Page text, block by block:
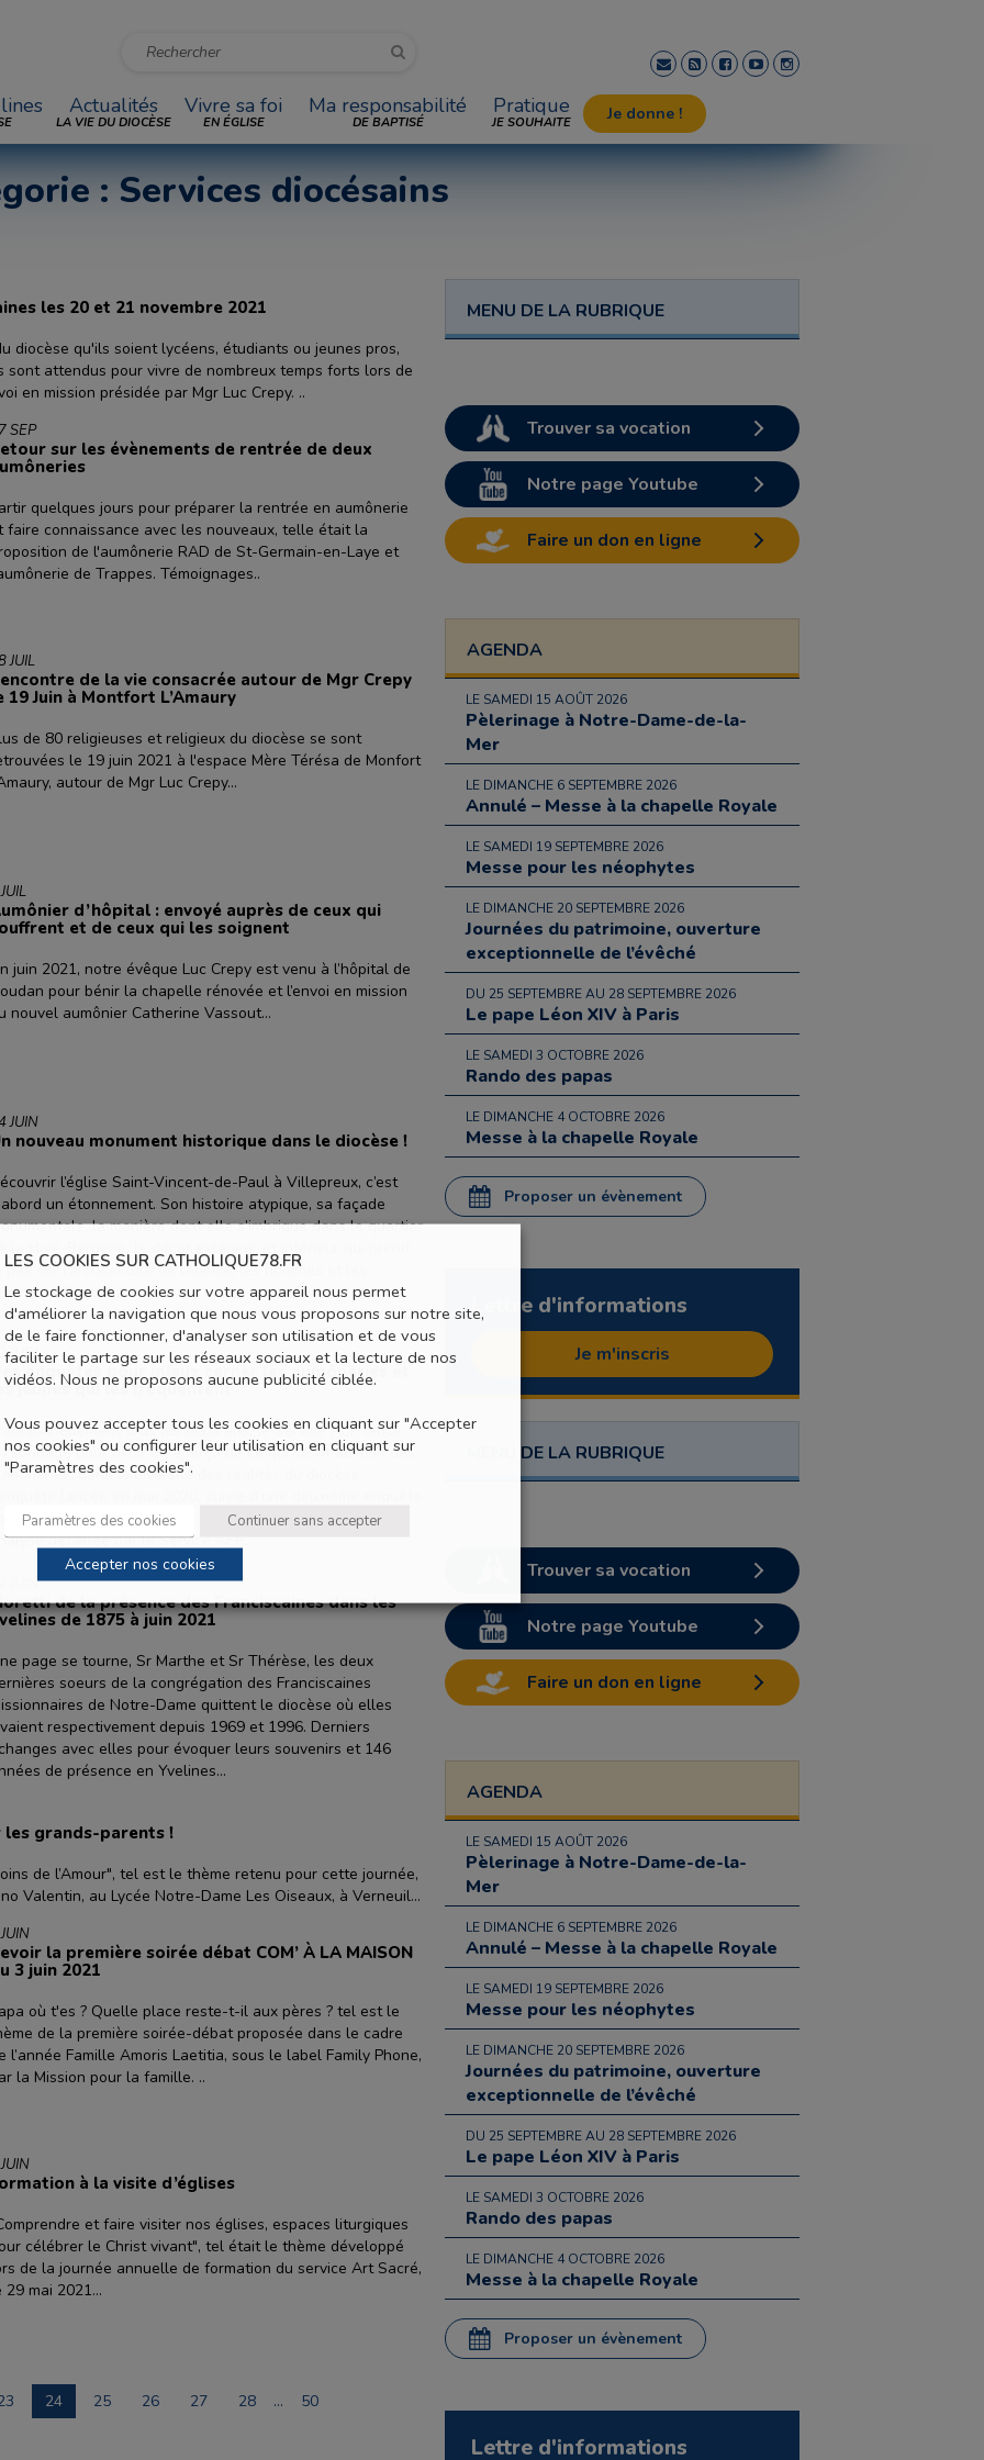
Actualités
LA VIE DU DIOCÈSE
Vivre sa foi
EN ÉGLISE
Ma responsabilité
DE BAPTISÉ
Pratique
JE SOUHAITE Je donne !
: Services diocésains
les 20 et 21 novembre 2021
diocèse qu'ils soient lycéens, étudiants ou jeunes pros,
sont attendus pour vivre de nombreux temps forts lors de
en mission présidée par Mgr Luc Crepy. ..
SEP
sur les évènements de rentrée de deux
quelques jours pour préparer la rentrée en aumônerie
faire connaissance avec les nouveaux, telle était la
de l'aumônerie RAD de St-Germain-en-Laye et
de Trappes. Témoignages..
JUIL
de la vie consacrée autour de Mgr Crepy
19 Juin à Montfort L’Amaury
de 80 religieuses et religieux du diocèse se sont
le 19 juin 2021 à l'espace Mère Térésa de Monfort
autour de Mgr Luc Crepy...
d’hôpital : envoyé auprès de ceux qui
et de ceux qui les soignent
juin 2021, notre évêque Luc Crepy est venu à l’hôpital de
pour bénir la chapelle rénovée et l’envoi en mission
nouvel aumônier Catherine Vassout...
JUIN
nouveau monument historique dans le diocèse !
l’église Saint-Vincent-de-Paul à Villepreux, c’est
un étonnement. Son histoire atypique, sa façade
la manière dont elle s’imbrique dans le quartier
le pas sur l’architecture de l’édifice, les hommes et les
femmes enfin, qui par leur t..
22 JUIN
Des enquêtes pour mieux cerner les aumôneries et
les jeunes qui les fréquentent
Traditionnellement tous les deux ans, le Service AEP lance
un sondage pour avoir un aperçu de ce qui se vit au sein des
aumôneries, dans la diversité des réalités du diocèse.
complémentaire en décembre 2020, ont été l’objet d’une
analyse détaillée par le Service AEP..
22 JUIN
de la présence des Franciscaines dans les
de 1875 à juin 2021
page se tourne, Sr Marthe et Sr Thérèse, les deux
soeurs de la congrégation des Franciscaines
de Notre-Dame quittent le diocèse où elles
respectivement depuis 1969 et 1996. Derniers
avec elles pour évoquer leurs souvenirs et 146
de présence en Yvelines...
les grands-parents !
de l’Amour", tel est le thème retenu pour cette journée,
Valentin, au Lycée Notre-Dame Les Oiseaux, à Verneuil...
la première soirée débat COM’ À LA MAISON
3 juin 2021
où t'es ? Quelle place reste-t-il aux pères ? tel est le
de la première soirée-débat proposée dans le cadre
l’année Famille Amoris Laetitia, sous le label Family Phone,
la Mission pour la famille. ..
à la visite d’églises
et faire visiter nos églises, espaces liturgiques
célébrer le Christ vivant", tel était le thème développé
de la journée annuelle de formation du service Art Sacré,
29 mai 2021...
24 25 26 27 28 … 50
MENU DE LA RUBRIQUE
Trouver sa vocation
Notre page Youtube
Faire un don en ligne
AGENDA
LE SAMEDI 15 AOÛT 2026
Pèlerinage à Notre-Dame-de-la-
Mer
LE DIMANCHE 6 SEPTEMBRE 2026
Annulé – Messe à la chapelle Royale
LE SAMEDI 19 SEPTEMBRE 2026
Messe pour les néophytes
LE DIMANCHE 20 SEPTEMBRE 2026
Journées du patrimoine, ouverture
exceptionnelle de l’évêché
DU 25 SEPTEMBRE AU 28 SEPTEMBRE 2026
Le pape Léon XIV à Paris
LE SAMEDI 3 OCTOBRE 2026
Rando des papas
LE DIMANCHE 4 OCTOBRE 2026
Messe à la chapelle Royale
Proposer un évènement
Lettre d'informations
Je m'inscris
MENU DE LA RUBRIQUE
Trouver sa vocation
Notre page Youtube
Faire un don en ligne
AGENDA
LE SAMEDI 15 AOÛT 2026
Pèlerinage à Notre-Dame-de-la-
Mer
LE DIMANCHE 6 SEPTEMBRE 2026
Annulé – Messe à la chapelle Royale
LE SAMEDI 19 SEPTEMBRE 2026
Messe pour les néophytes
LE DIMANCHE 20 SEPTEMBRE 2026
Journées du patrimoine, ouverture
exceptionnelle de l’évêché
DU 25 SEPTEMBRE AU 28 SEPTEMBRE 2026
Le pape Léon XIV à Paris
LE SAMEDI 3 OCTOBRE 2026
Rando des papas
LE DIMANCHE 4 OCTOBRE 2026
Messe à la chapelle Royale
Proposer un évènement
Lettre d'informations
LES COOKIES SUR CATHOLIQUE78.FR
Le stockage de cookies sur votre appareil nous permet
d'améliorer la navigation que nous vous proposons sur notre site,
de le faire fonctionner, d'analyser son utilisation et de vous
faciliter le partage sur les réseaux sociaux et la lecture de nos
vidéos. Nous ne proposons aucune publicité ciblée.
Vous pouvez accepter tous les cookies en cliquant sur "Accepter
nos cookies" ou configurer leur utilisation en cliquant sur
"Paramètres des cookies".
Paramètres des cookies Continuer sans accepter
Accepter nos cookies